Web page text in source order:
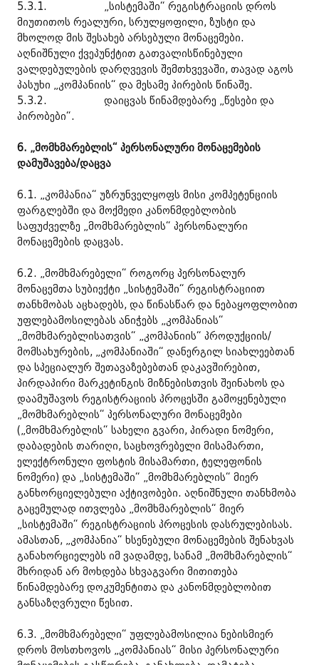
5.3.1. „სისტემაში“ რეგისტრაციის დროს
მიუთითოს რეალური, სრულყოფილი, ზუსტი და
მხოლოდ მის შესახებ არსებული მონაცემები.
აღნიშნული ქვეპუნქტით გათვალისწინებული
ვალდებულების დარღვევის შემთხვევაში, თავად აგოს
პასუხი „კომპანიის“ და მესამე პირების წინაშე.
5.3.2. დაიცვას წინამდებარე „წესები და
პირობები“.
6. „მომხმარებლის“ პერსონალური მონაცემების
დამუშავება/დაცვა
6.1. „კომპანია“ უზრუნველყოფს მისი კომპეტენციის
ფარგლებში და მოქმედი კანონმდებლობის
საფუძველზე „მომხმარებლის“ პერსონალური
მონაცემების დაცვას.
6.2. „მომხმარებელი“ როგორც პერსონალურ
მონაცემთა სუბიექტი „სისტემაში“ რეგისტრაციით
თანხმობას აცხადებს, და წინასწარ და ნებაყოფლობით
უფლებამოსილებას ანიჭებს „კომპანიას“
„მომხმარებლისათვის“ „კომპანიის“ პროდუქციის/
მომსახურების, „კომპანიაში“ დანერგილ სიახლეებთან
და სპეციალურ შეთავაზებებთან დაკავშირებით,
პირდაპირი მარკეტინგის მიზნებისთვის შეინახოს და
დაამუშავოს რეგისტრაციის პროცესში გამოყენებული
„მომხმარებლის“ პერსონალური მონაცემები
(„მომხმარებლის“ სახელი გვარი, პირადი ნომერი,
დაბადების თარიღი, საცხოვრებელი მისამართი,
ელექტრონული ფოსტის მისამართი, ტელეფონის
ნომერი) და „სისტემაში“ „მომხმარებლის“ მიერ
განხორციელებული აქტივობები. აღნიშნული თანხმობა
გაცემულად ითვლება „მომხმარებლის“ მიერ
„სისტემაში“ რეგისტრაციის პროცესის დასრულებისას.
ამასთან, „კომპანია“ ხსენებული მონაცემების შენახვას
განახორციელებს იმ ვადამდე, სანამ „მომხმარებლის“
მხრიდან არ მოხდება სხვაგვარი მითითება
წინამდებარე დოკუმენტითა და კანონმდებლობით
განსაზღვრული წესით.
6.3. „მომხმარებელი“ უფლებამოსილია ნებისმიერ
დროს მოსთხოვოს „კომპანიას“ მისი პერსონალური